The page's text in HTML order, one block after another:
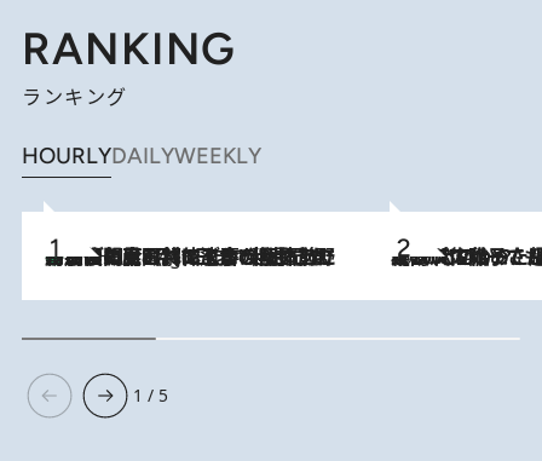
RANKING
ランキング
HOURLYDAILYWEEKLY
11 Hours Ago
「最後に見られてよかった」上野動物園の東園パンダ舎が解体前に特別公開。8月16日まで延長されたパネル展と共に辿る“半世紀”のパンダ飼育《解体工事の図面あり》 2026.8.5
【阿川佐和子さんの年とる力】なぜ70代で始めた趣味は“こんなに楽しい”のか？ ピアノ、俳句…スランプに陥っても続けられる“ある秘訣”とは
1 / 5